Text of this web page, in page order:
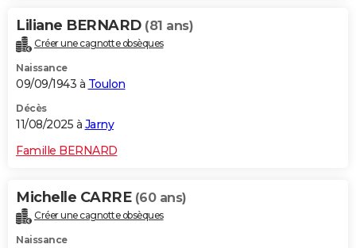
Liliane BERNARD (81 ans)
Créer une cagnotte obsèques
Naissance
09/09/1943 à Toulon
Décès
11/08/2025 à Jarny
Famille BERNARD
Michelle CARRE (60 ans)
Créer une cagnotte obsèques
Naissance